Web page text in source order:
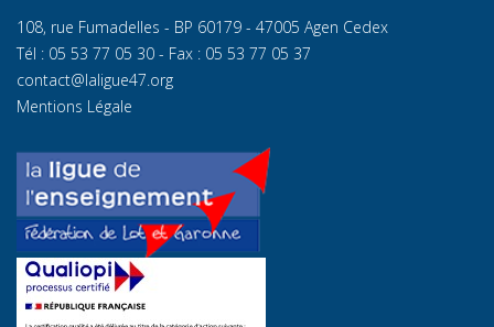
108, rue Fumadelles - BP 60179 - 47005 Agen Cedex
Tél : 05 53 77 05 30 - Fax : 05 53 77 05 37
contact@laligue47.org
Mentions Légale